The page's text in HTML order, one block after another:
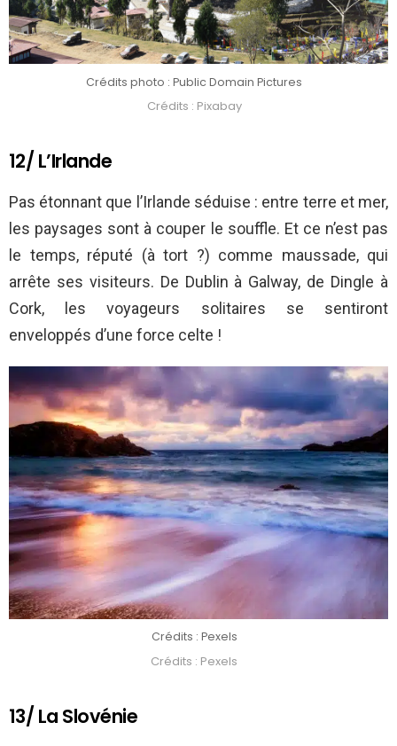
Crédits photo : Public Domain Pictures
Crédits : Pixabay
12/ L’Irlande
Pas étonnant que l’Irlande séduise : entre terre et mer,
les paysages sont à couper le souffle. Et ce n’est pas
le temps, réputé (à tort ?) comme maussade, qui
arrête ses visiteurs. De Dublin à Galway, de Dingle à
Cork, les voyageurs solitaires se sentiront
enveloppés d’une force celte !
Crédits : Pexels
Crédits : Pexels
13/ La Slovénie